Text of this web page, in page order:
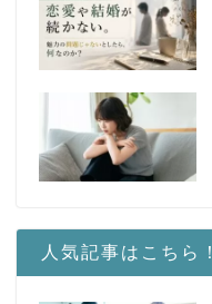
人気記事はこちら！